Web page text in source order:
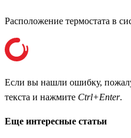
Расположение термостата в
Если вы нашли ошибку,
текста и нажмите Ctrl+Enter.
Еще интересные статьи